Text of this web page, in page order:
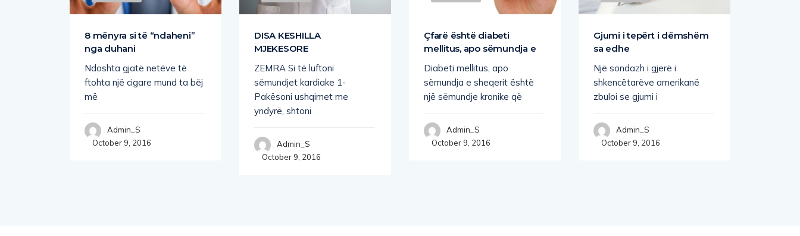
8 mënyra si të “ndaheni”
nga duhani
Ndoshta gjatë netëve të
ftohta një cigare mund ta bëj
më
Admin_S
October 9, 2016
DISA KESHILLA
MJEKESORE
ZEMRA Si të luftoni
sëmundjet kardiake 1-
Pakësoni ushqimet me
yndyrë, shtoni
Admin_S
October 9, 2016
Çfarë është diabeti
mellitus, apo sëmundja e
Diabeti mellitus, apo
sëmundja e sheqerit është
një sëmundje kronike që
Admin_S
October 9, 2016
Gjumi i tepërt i dëmshëm
sa edhe
Një sondazh i gjerë i
shkencëtarëve amerikanë
zbuloi se gjumi i
Admin_S
October 9, 2016